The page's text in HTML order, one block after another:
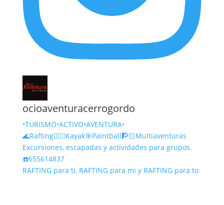
ocioaventuracerrogordo
•TURISMO•ACTIVO•AVENTURA•
🌊Rafting🚣🏻‍♀️Kayak🎯Paintball🧗🏻Multiaventuras
Excursiones, escapadas y actividades para grupos.
☎️655614837
RAFTING para ti, RAFTING para mi y RAFTING para to